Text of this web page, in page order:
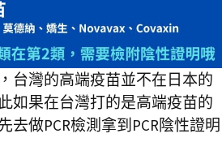
台灣的高端疫苗並不在日本的
如果在台灣打的是高端疫苗的
去做PCR檢測拿到PCR陰性證明